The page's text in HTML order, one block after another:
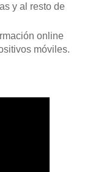
y al resto de
online
móviles.